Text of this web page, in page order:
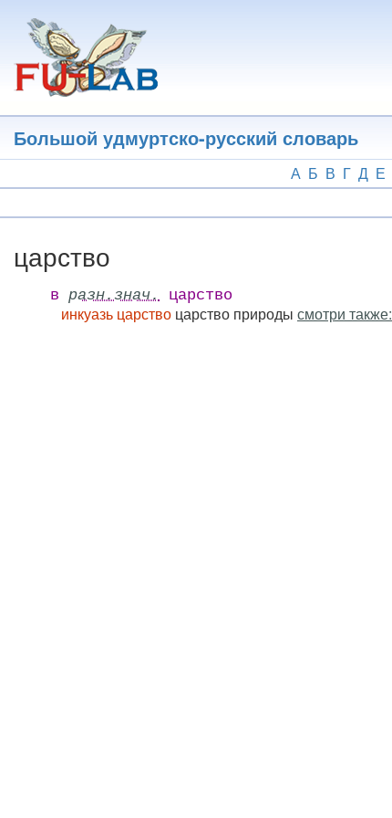
основному
содержанию
Большой удмуртско-русский словарь
А Б В Г Д Е
царство
в разн.знач. царство
инкуазь царство царство природы смотри также: